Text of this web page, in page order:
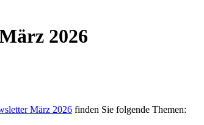
2026
März 2026 finden Sie folgende Themen: